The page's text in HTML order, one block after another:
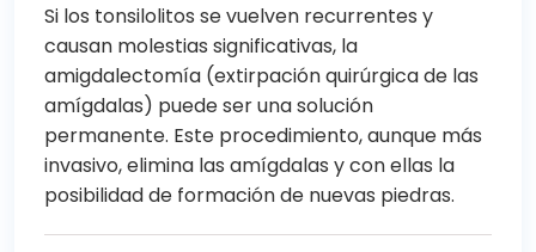
Si los tonsilolitos se vuelven recurrentes y
causan molestias significativas, la
amigdalectomía (extirpación quirúrgica de las
amígdalas) puede ser una solución
permanente. Este procedimiento, aunque más
invasivo, elimina las amígdalas y con ellas la
posibilidad de formación de nuevas piedras.